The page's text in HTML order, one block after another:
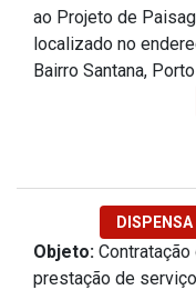
ao Projeto de
localizado no
Bairro Santana,
Objeto:
prestação de